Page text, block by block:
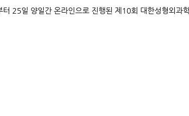
25일 양일간 온라인으로 진행된 제10회 대한성형외과